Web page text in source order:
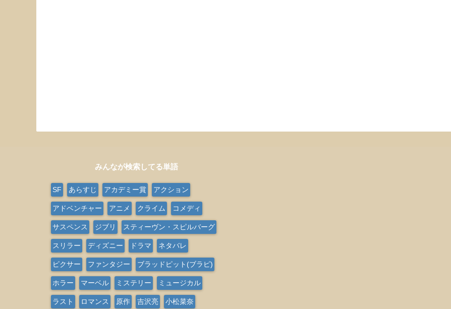
みんなが検索してる単語
SF あらすじ アカデミー賞 アクション
アドベンチャー アニメ クライム コメディ
サスペンス ジブリ スティーヴン・スピルバーグ
スリラー ディズニー ドラマ ネタバレ
ピクサー ファンタジー ブラッドピット(ブラピ)
ホラー マーベル ミステリー ミュージカル
ラスト ロマンス 原作 吉沢亮 小松菜奈